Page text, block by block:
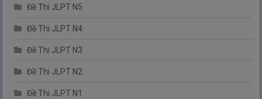
Đề Thi JLPT N5
Đề Thi JLPT N4
Đề Thi JLPT N3
Đề Thi JLPT N2
Đề Thi JLPT N1